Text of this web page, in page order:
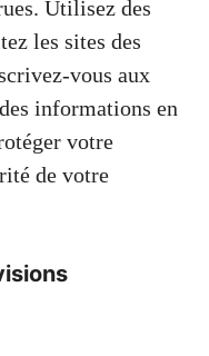
Utilisez des
les sites des
vous aux
informations en
votre
de votre